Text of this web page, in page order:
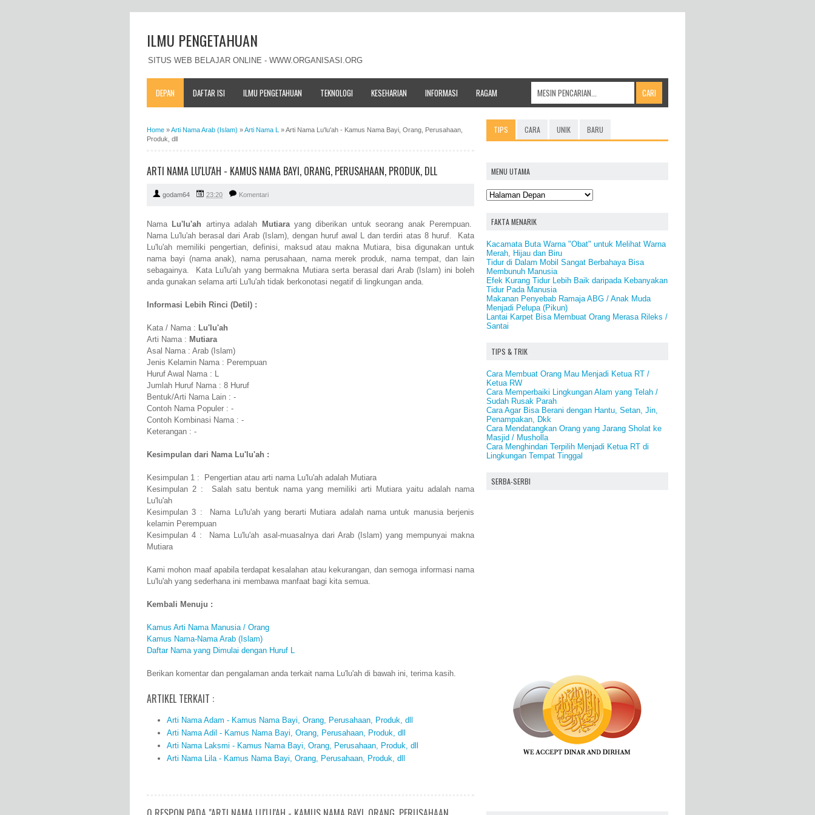
ILMU PENGETAHUAN
SITUS WEB BELAJAR ONLINE - WWW.ORGANISASI.ORG
DEPAN DAFTAR ISI ILMU PENGETAHUAN TEKNOLOGI KESEHARIAN INFORMASI RAGAM
Home »Arti Nama Arab (Islam) »Arti Nama L »Arti Nama Lu'lu'ah - Kamus Nama Bayi, Orang, Perusahaan,
Produk, dll
ARTI NAMA LU'LU'AH - KAMUS NAMA BAYI, ORANG, PERUSAHAAN, PRODUK, DLL
godam64 23:20 Komentari
Nama Lu'lu'ah artinya adalah Mutiarayang diberikan untuk seorang anak Perempuan.
Nama Lu'lu'ah berasal dari Arab (Islam), dengan huruf awal L dan terdiri atas 8 huruf. Kata
Lu'lu'ah memiliki pengertian, definisi, maksud atau makna Mutiara, bisa digunakan untuk
nama bayi (nama anak), nama perusahaan, nama merek produk, nama tempat, dan lain
sebagainya. Kata Lu'lu'ah yang bermakna Mutiara serta berasal dari Arab (Islam) ini boleh
anda gunakan selama arti Lu'lu'ah tidak berkonotasi negatif di lingkungan anda.
Informasi Lebih Rinci (Detil) :
Kata / Nama : Lu'lu'ah
Arti Nama : Mutiara
Asal Nama : Arab (Islam)
Jenis Kelamin Nama : Perempuan
Huruf Awal Nama : L
Jumlah Huruf Nama : 8 Huruf
Bentuk/Arti Nama Lain : -
Contoh Nama Populer : -
Contoh Kombinasi Nama : -
Keterangan : -
Kesimpulan dari Nama Lu'lu'ah :
Kesimpulan 1 : Pengertian atau arti nama Lu'lu'ah adalah Mutiara
Kesimpulan 2 : Salah satu bentuk nama yang memiliki arti Mutiara yaitu adalah nama
Lu'lu'ah
Kesimpulan 3 : Nama Lu'lu'ah yang berarti Mutiara adalah nama untuk manusia berjenis
kelamin Perempuan
Kesimpulan 4 : Nama Lu'lu'ah asal-muasalnya dari Arab (Islam) yang mempunyai makna
Mutiara
Kami mohon maaf apabila terdapat kesalahan atau kekurangan, dan semoga informasi nama
Lu'lu'ah yang sederhana ini membawa manfaat bagi kita semua.
Kembali Menuju :
Kamus Arti Nama Manusia / Orang
Kamus Nama-Nama Arab (Islam)
Daftar Nama yang Dimulai dengan Huruf L
Berikan komentar dan pengalaman anda terkait nama Lu'lu'ah di bawah ini, terima kasih.
ARTIKEL TERKAIT :
Arti Nama Adam - Kamus Nama Bayi, Orang, Perusahaan, Produk, dll
Arti Nama Adil - Kamus Nama Bayi, Orang, Perusahaan, Produk, dll
Arti Nama Laksmi - Kamus Nama Bayi, Orang, Perusahaan, Produk, dll
Arti Nama Lila - Kamus Nama Bayi, Orang, Perusahaan, Produk, dll
TIPS CARA UNIK BARU
MENU UTAMA
FAKTA MENARIK
Kacamata Buta Warna "Obat" untuk Melihat Warna
Merah, Hijau dan Biru
Tidur di Dalam Mobil Sangat Berbahaya Bisa
Membunuh Manusia
Efek Kurang Tidur Lebih Baik daripada Kebanyakan
Tidur Pada Manusia
Makanan Penyebab Ramaja ABG / Anak Muda
Menjadi Pelupa (Pikun)
Lantai Karpet Bisa Membuat Orang Merasa Rileks /
Santai
TIPS & TRIK
Cara Membuat Orang Mau Menjadi Ketua RT /
Ketua RW
Cara Memperbaiki Lingkungan Alam yang Telah /
Sudah Rusak Parah
Cara Agar Bisa Berani dengan Hantu, Setan, Jin,
Penampakan, Dkk
Cara Mendatangkan Orang yang Jarang Sholat ke
Masjid / Musholla
Cara Menghindari Terpilih Menjadi Ketua RT di
Lingkungan Tempat Tinggal
SERBA-SERBI